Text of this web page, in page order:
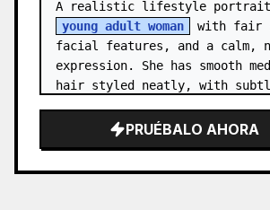
young adult woman
with fair
facial features, and a calm,
expression. She has smooth
hair styled neatly, with
PRUÉBALO AHORA